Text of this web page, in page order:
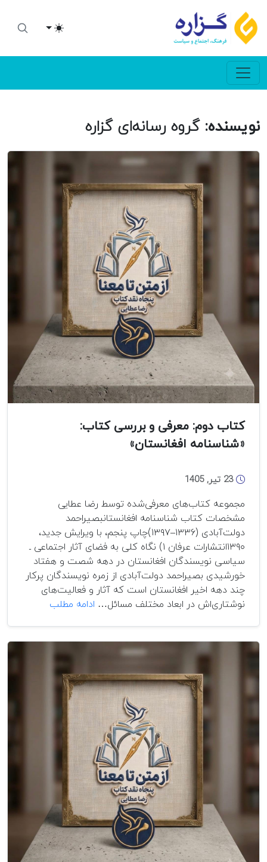
Toggle theme
نویسنده:گروه رسانه‌ای گزاره
کتاب دوم: معرفی و بررسی کتاب:
«شناسنامه افغانستان»
23 تیر, 1405
مجموعه کتاب‌های معرفی‌شده توسط رضا عطایی
مشخصات کتاب شناسنامه افغانستانبصیراحمد
دولت‌آبادی (۱۳۳۶–۱۳۹۷)چاپ پنجم، با ویرایش جدید،
۱۳۹۰انتشارات عرفان ۱) نگاه کلی به فضای آثار اجتماعی ـ
سیاسی نویسندگان افغانستان در دهه شصت و هفتاد
خورشیدی بصیراحمد دولت‌آبادی از زمره نویسندگان پرکار
چند دهه اخیر افغانستان است که آثار و فعالیت‌های
نوشتاری‌اش در ابعاد مختلف مسائل… ادامه مطلب
افغانستان»